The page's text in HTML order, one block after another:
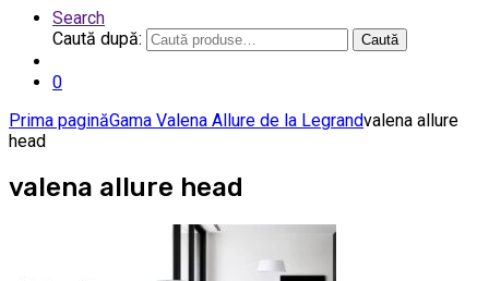
Search
Caută după:
Caută
0
Prima paginăGama Valena Allure de la Legrandvalena allure
head
valena allure head